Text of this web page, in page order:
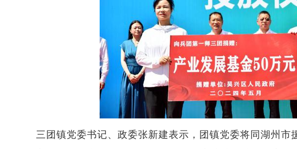
三团镇党委书记、政委张新建表示，团镇党委将同湖州市